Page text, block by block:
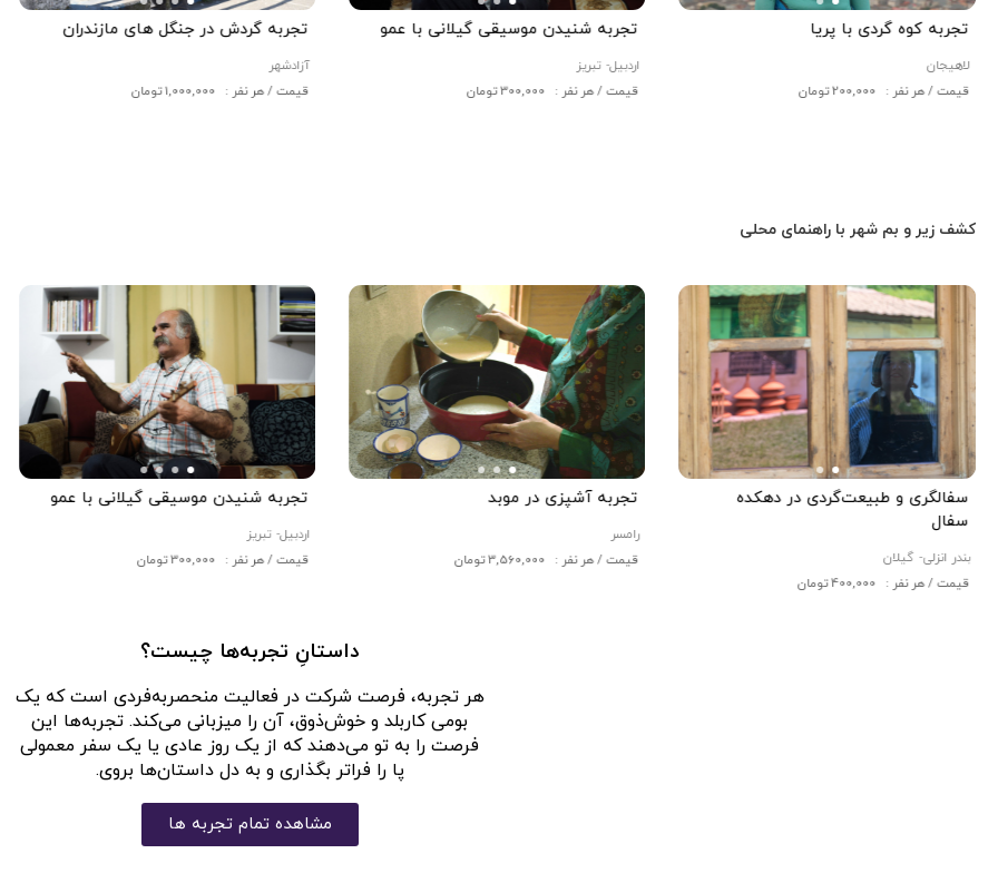
تجربه کوه گردی با پریا
لاهیجان
قیمت / هر نفر : 200,000 تومان
تجربه شنیدن موسیقی گیلانی با عمو
اردبیل- تبریز
قیمت / هر نفر : 300,000 تومان
تجربه گردش در جنگل های مازندران
آزادشهر
قیمت / هر نفر : 1,000,000 تومان
کشف زیر و بم شهر با راهنمای محلی
سفالگری و طبیعت‌گردی در دهکده
سفال
بندر انزلی- گیلان
قیمت / هر نفر : 400,000 تومان
تجربه آشپزی در موبد
رامسر
قیمت / هر نفر : 3,560,000 تومان
تجربه شنیدن موسیقی گیلانی با عمو
اردبیل- تبریز
قیمت / هر نفر : 300,000 تومان
داستانِ تجربه‌ها چیست؟
هر تجربه، فرصت شرکت در فعالیت منحصربه‌فردی است که یک
بومی کاربلد و خوش‌ذوق، آن را میزبانی می‌کند. تجربه‌ها این
فرصت را به تو می‌دهند که از یک روز عادی یا یک سفر معمولی
پا را فراتر بگذاری و به دل داستان‌ها بروی.
مشاهده تمام تجربه ها